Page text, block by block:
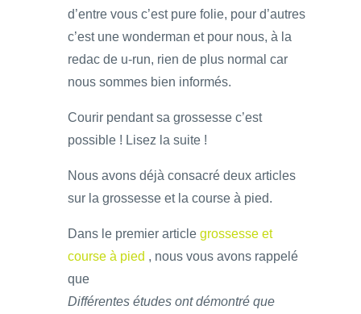
d’entre vous c’est pure folie, pour d’autres
c’est une wonderman et pour nous, à la
redac de u-run, rien de plus normal car
nous sommes bien informés.
Courir pendant sa grossesse c’est
possible ! Lisez la suite !
Nous avons déjà consacré deux articles
sur la grossesse et la course à pied.
Dans le premier article grossesse et
course à pied , nous vous avons rappelé
que
Différentes études ont démontré que